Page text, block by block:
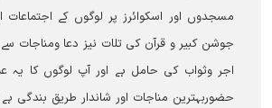
مسجدوں اور اسکوائرز پر لوگوں کے اجتماعات
جوشن کبیر و قرآن کی تلات نیز دعا ومناجات
اجر وثواب کی حامل ہے اور آپ لوگوں کا یہ
حضوربہترین مناجات اور شاندار طریق بندگی